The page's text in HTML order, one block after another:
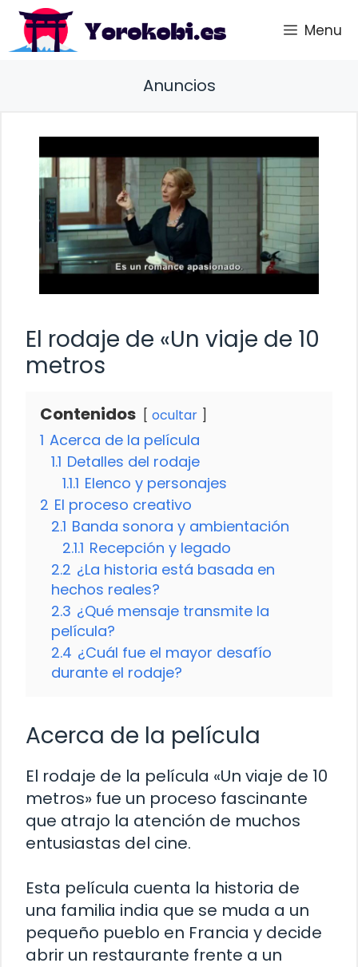
Saltar
contenido
Menu
Anuncios
El rodaje de «Un viaje de 10
metros
Contenidos ocultar
1 Acerca de la película
1.1 Detalles del rodaje
1.1.1 Elenco y personajes
2 El proceso creativo
2.1 Banda sonora y ambientación
2.1.1 Recepción y legado
2.2 ¿La historia está basada en
hechos reales?
2.3 ¿Qué mensaje transmite la
película?
2.4 ¿Cuál fue el mayor desafío
durante el rodaje?
Acerca de la película
El rodaje de la película «Un viaje de 10
metros» fue un proceso fascinante
que atrajo la atención de muchos
entusiastas del cine.
Esta película cuenta la historia de
una familia india que se muda a un
pequeño pueblo en Francia y decide
abrir un restaurante frente a un